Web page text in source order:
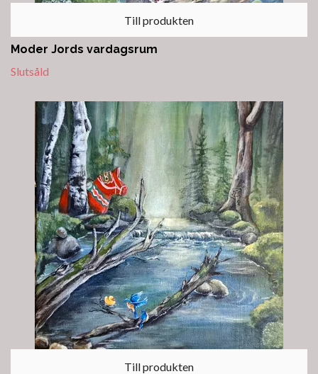
Till produkten
Moder Jords vardagsrum
Slutsåld
Till produkten